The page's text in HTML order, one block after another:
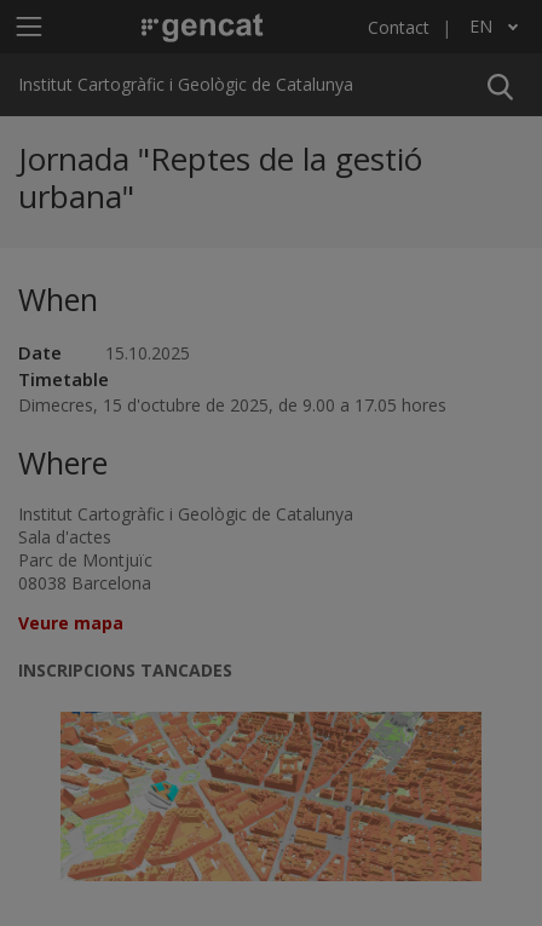
Main menu ICGC Contact EN
List additional actions
Institut Cartogràfic i Geològic de Catalunya
Jornada "Reptes de la gestió
urbana"
When
Date 15.10.2025
Timetable
Dimecres, 15 d'octubre de 2025, de 9.00 a 17.05 hores
Where
Institut Cartogràfic i Geològic de Catalunya
Sala d'actes
Parc de Montjuïc
08038 Barcelona
Veure mapa
INSCRIPCIONS TANCADES